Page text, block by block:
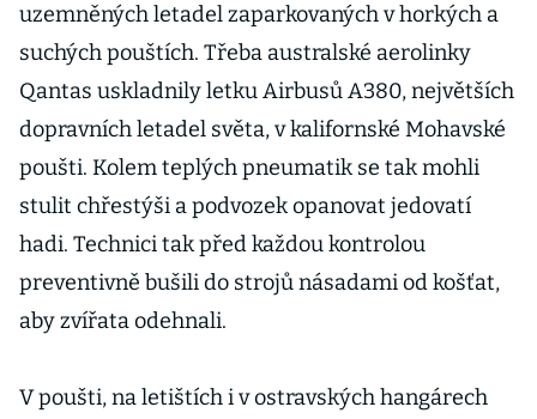
uzemněných letadel zaparkovaných v horkých a
suchých pouštích. Třeba australské aerolinky
Qantas uskladnily letku Airbusů A380, největších
dopravních letadel světa, v kalifornské Mohavské
poušti. Kolem teplých pneumatik se tak mohli
stulit chřestýši a podvozek opanovat jedovatí
hadi. Technici tak před každou kontrolou
preventivně bušili do strojů násadami od košťat,
aby zvířata odehnali.
V poušti, na letištích i v ostravských hangárech